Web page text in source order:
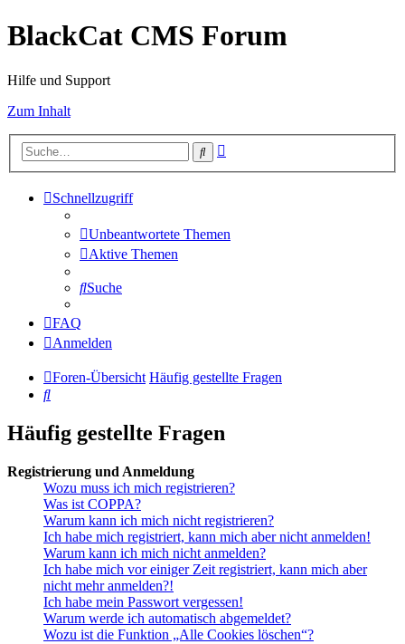
BlackCat CMS Forum
Hilfe und Support
Zum Inhalt
Suche
Schnellzugriff
Unbeantwortete Themen
Aktive Themen
Suche
FAQ
Anmelden
Foren-Übersicht Häufig gestellte Fragen
Suche
Häufig gestellte Fragen
Registrierung und Anmeldung
Wozu muss ich mich registrieren?
Was ist COPPA?
Warum kann ich mich nicht registrieren?
Ich habe mich registriert, kann mich aber nicht anmelden!
Warum kann ich mich nicht anmelden?
Ich habe mich vor einiger Zeit registriert, kann mich aber
nicht mehr anmelden?!
Ich habe mein Passwort vergessen!
Warum werde ich automatisch abgemeldet?
Wozu ist die Funktion „Alle Cookies löschen“?